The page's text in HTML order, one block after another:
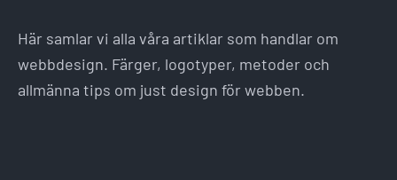
Här samlar vi alla våra artiklar som handlar om
webbdesign. Färger, logotyper, metoder och
allmänna tips om just design för webben.